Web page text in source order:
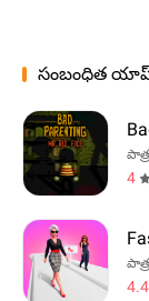
సంబంధిత
4
4.4